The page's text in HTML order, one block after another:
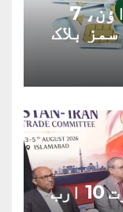
پی ٹی اے کا بڑا کریک ڈاؤن، 7
پاک ایران دوطرفہ تجارت 10 ارب